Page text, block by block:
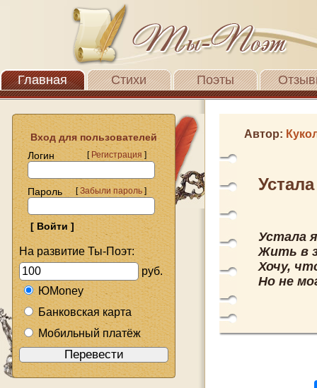
Главная Стихи Поэты
Вход для пользователей
Логин
[Регистрация]
Пароль [Забыли пароль]
На развитие Ты-Поэт:
руб.
ЮMoney
Банковская карта
Мобильный платёж
Автор:
Устала
Жить в
Хочу,
Но не